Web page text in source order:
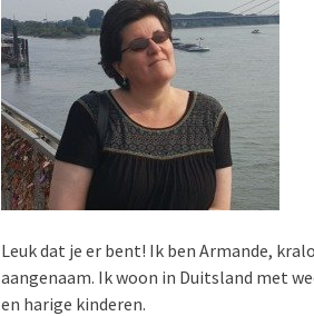
Leuk dat je er bent! Ik ben Armande,
aangenaam. Ik woon in Duitsland met
en harige kinderen.